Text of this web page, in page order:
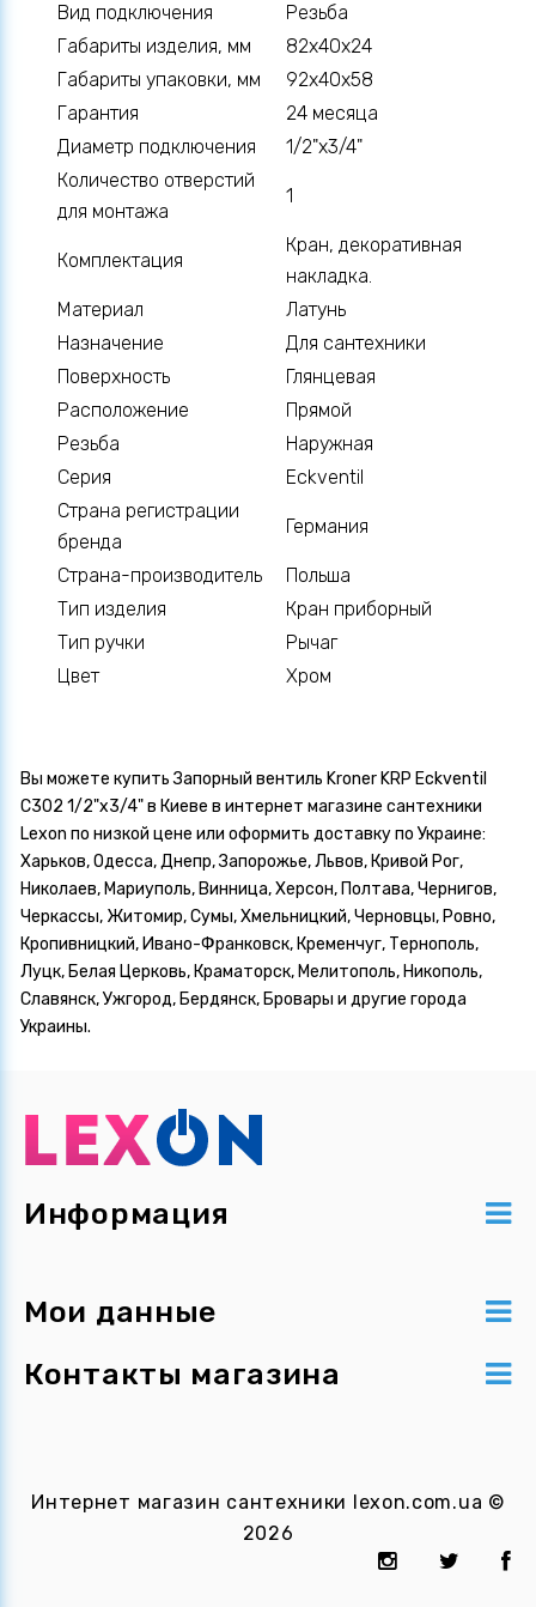
Вид подключения
Резьба
Габариты изделия, мм
82х40х24
Габариты упаковки, мм
92х40х58
Гарантия
24 месяца
Диаметр подключения
1/2"х3/4"
Количество отверстий
для монтажа
1
Комплектация
Кран, декоративная
накладка.
Материал
Латунь
Назначение
Для сантехники
Поверхность
Глянцевая
Расположение
Прямой
Резьба
Наружная
Серия
Eckventil
Страна регистрации
бренда
Германия
Страна-производитель
Польша
Тип изделия
Кран приборный
Тип ручки
Рычаг
Цвет
Хром
Вы можете купить Запорный вентиль Kroner KRP Eckventil
C302 1/2"х3/4" в Киеве в интернет магазине сантехники
Lexon по низкой цене или оформить доставку по Украине:
Харьков, Одесса, Днепр, Запорожье, Львов, Кривой Рог,
Николаев, Мариуполь, Винница, Херсон, Полтава, Чернигов,
Черкассы, Житомир, Сумы, Хмельницкий, Черновцы, Ровно,
Кропивницкий, Ивано-Франковск, Кременчуг, Тернополь,
Луцк, Белая Церковь, Краматорск, Мелитополь, Никополь,
Славянск, Ужгород, Бердянск, Бровары и другие города
Украины.
Информация
Мои данные
Контакты магазина
Интернет магазин сантехники lexon.com.ua ©
2026